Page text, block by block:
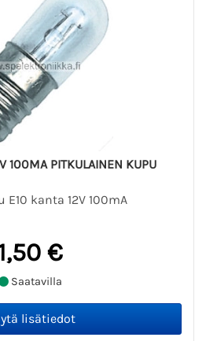
100MA PITKULAINEN KUPU
E10 kanta 12V 100mA
€
Saatavilla